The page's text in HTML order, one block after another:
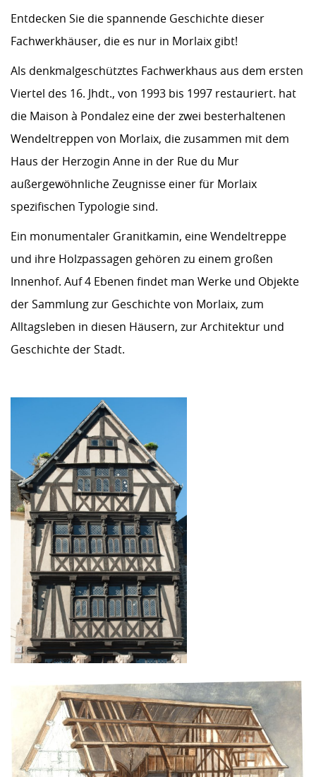
Entdecken Sie die spannende Geschichte dieser
Fachwerkhäuser, die es nur in Morlaix gibt!
Als denkmalgeschütztes Fachwerkhaus aus dem ersten
Viertel des 16. Jhdt., von 1993 bis 1997 restauriert. hat
die Maison à Pondalez eine der zwei besterhaltenen
Wendeltreppen von Morlaix, die zusammen mit dem
Haus der Herzogin Anne in der Rue du Mur
außergewöhnliche Zeugnisse einer für Morlaix
spezifischen Typologie sind.
Ein monumentaler Granitkamin, eine Wendeltreppe
und ihre Holzpassagen gehören zu einem großen
Innenhof. Auf 4 Ebenen findet man Werke und Objekte
der Sammlung zur Geschichte von Morlaix, zum
Alltagsleben in diesen Häusern, zur Architektur und
Geschichte der Stadt.